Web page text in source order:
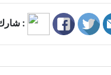
شارك :